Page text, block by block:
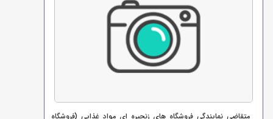
متقاضی نمایندگی فروشگاه های زنجیره ای مواد غذایی (فروشگاه